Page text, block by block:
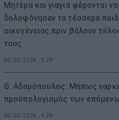
Μητέρα και γιαγιά φέρονται να
δολοφόνησαν τα τέσσερα
οικογένειας πριν βάλουν
τους
06/08/2026 , 9:29
Θ. Αδαμόπουλος: Μήπως
προϋπολογισμός των
06/08/2026 , 9:29